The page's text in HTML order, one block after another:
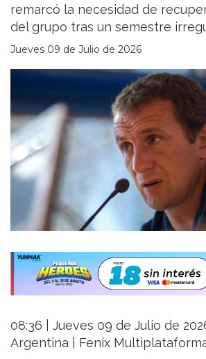
remarcó la necesidad de
del grupo tras un semestre
Jueves 09 de Julio de 2026
08:36 | Jueves 09 de Julio de
Argentina | Fenix